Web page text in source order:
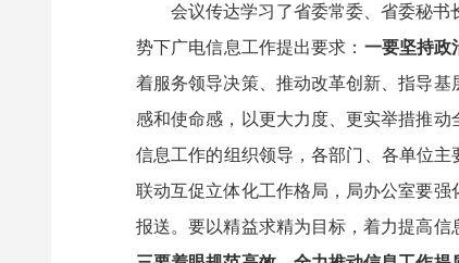
会议传达学习了省委常委、省委秘
势下广电信息工作提出要求： 一要坚持政
着服务领导决策、推动改革创新、指导
感和使命感，以更大力度、更实举措推动
信息工作的组织领导，各部门、各单位
联动互促立体化工作格局，局办公室要
报送。要以精益求精为目标，着力提高信